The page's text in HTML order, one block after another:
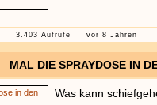
3.403 Aufrufe vor 8 Jahren
MAL DIE SPRAYDOSE IN
Was kann